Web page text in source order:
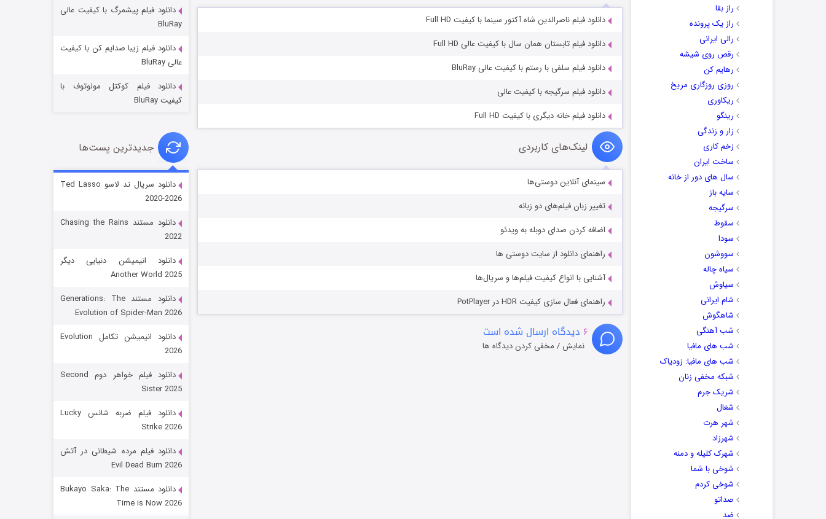
راز بقا
راز یک پرونده
رالی ایرانی
رقص روی شیشه
رهایم کن
روزی روزگاری مریخ
ریکاوری
رینگو
زار و زندگی
زخم کاری
ساخت ایران
سال های دور از خانه
سایه باز
سرگیجه
سقوط
سودا
سووشون
سیاه چاله
سیاوش
شام ایرانی
شاهگوش
شب آهنگی
شب های مافیا
شب های مافیا: زودیاک
شبکه مخفی زنان
شریک جرم
شغال
شهر هرت
شهرزاد
شهرک کلیله و دمنه
شوخی با شما
شوخی کردم
صداتو
ضد
دانلود فیلم ناصرالدین شاه آکتور سینما با کیفیت Full HD
دانلود فیلم تابستان همان سال با کیفیت عالی Full HD
دانلود فیلم سلفی با رستم با کیفیت عالی BluRay
دانلود فیلم سرگیجه با کیفیت عالی
دانلود فیلم خانه دیگری با کیفیت Full HD
لینک‌های کاربردی
سینمای آنلاین دوستی‌ها
تغییر زبان فیلم‌های دو زبانه
اضافه کردن صدای دوبله به ویدئو
راهنمای دانلود از سایت دوستی ها
آشنایی با انواع کیفیت فیلم‌ها و سریال‌ها
راهنمای فعال سازی کیفیت HDR در PotPlayer
۶ دیدگاه ارسال شده است
نمایش / مخفی کردن دیدگاه ها
جادوگری در مغولستان
قسمت
رویایی برای تو
قسمت
دانلود فیلم پیشمرگ با کیفیت عالی
BluRay
دانلود فیلم زیبا صدایم کن با کیفیت
عالی BluRay
دانلود فیلم کوکتل مولوتوف با
کیفیت BluRay
جدیدترین پست‌ها
دانلود سریال تد لاسو Ted Lasso
2020-2026
دانلود مستند Chasing the Rains
2022
دانلود انیمیشن دنیایی دیگر
Another World 2025
دانلود مستند Generations: The
Evolution of Spider-Man 2026
دانلود انیمیشن تکامل Evolution
2026
دانلود فیلم خواهر دوم Second
Sister 2025
دانلود فیلم ضربه شانس Lucky
Strike 2026
دانلود فیلم مرده شیطانی در آتش
Evil Dead Burn 2026
دانلود مستند Bukayo Saka: The
Time is Now 2026